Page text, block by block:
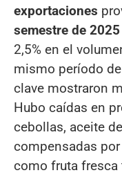
exportaciones
semestre de 2025
2,5% en el
mismo período
clave mostraron
Hubo caídas en
cebollas, aceite
compensadas
como fruta